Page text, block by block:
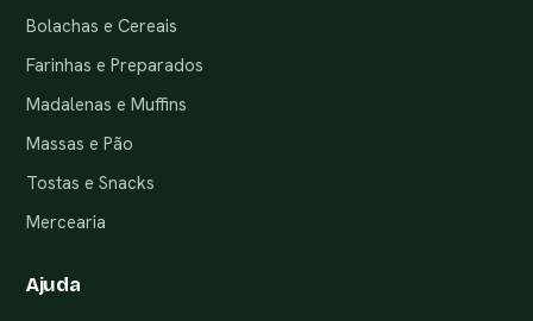
Bolachas e Cereais
Farinhas e Preparados
Madalenas e Muffins
Massas e Pão
Tostas e Snacks
Mercearia
Ajuda